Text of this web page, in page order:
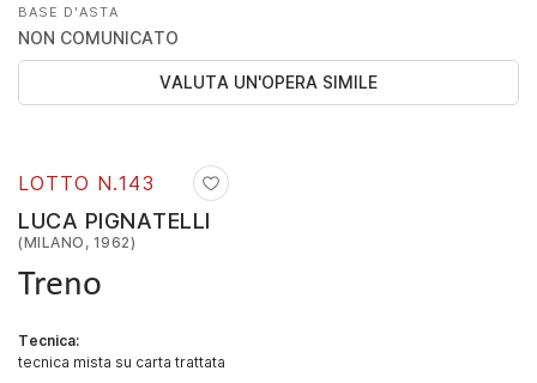
LOTTO N.143
LUCA PIGNATELLI
(MILANO, 1962)
Treno
Tecnica:
tecnica mista su carta trattata
BASE D'ASTA
NON COMUNICATO
VALUTA UN'OPERA SIMILE